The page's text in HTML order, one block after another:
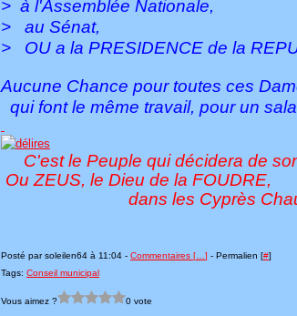
> à l'Assemblée Nationale,
> au Sénat,
> OU a la PRESIDENCE de la
Aucune Chance pour toutes ces
qui font le même travail, pour un
C'est le Peuple qui décidera de
Ou ZEUS, le Dieu de la FOUDRE,
dans les Cyprès
Posté par soleilen64 à 11:04 - Commentaires [ ] - Permalien [#]
Tags: Conseil municipal
Vous aimez ? 0 vote